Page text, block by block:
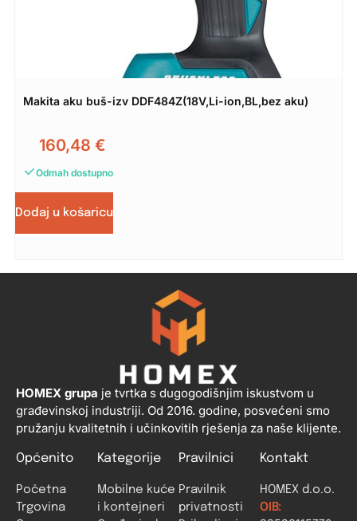
Makita aku buš-izv DDF484Z(18V,Li-ion,BL,bez aku)
160,48 €
Odmah dostupno
Dodaj u košaricu
HOMEX grupa je tvrtka s dugogodišnjim iskustvom u
građevinskoj industriji. Od 2016. godine, posvećeni smo
pružanju kvalitetnih i učinkovitih rješenja za naše klijente.
Općenito
Početna
Trgovina
Kategorije
Mobilne kuće
i kontejneri
Pravilnici
Pravilnik
privatnosti
Kontakt
HOMEX d.o.o.
OIB: